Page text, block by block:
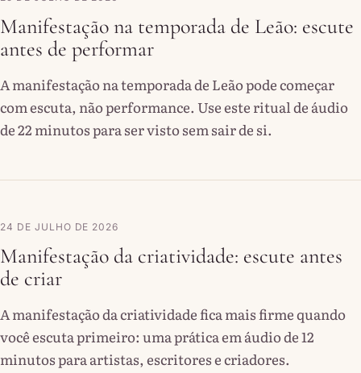
Manifestação na temporada de Leão: escute
antes de performar
A manifestação na temporada de Leão pode começar
com escuta, não performance. Use este ritual de áudio
de 22 minutos para ser visto sem sair de si.
24 DE JULHO DE 2026
Manifestação da criatividade: escute antes
de criar
A manifestação da criatividade fica mais firme quando
você escuta primeiro: uma prática em áudio de 12
minutos para artistas, escritores e criadores.